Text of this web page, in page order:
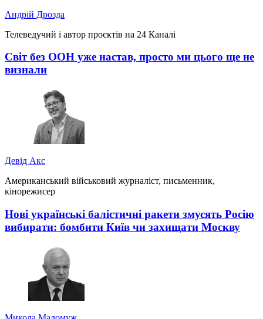
Андрій Дрозда
Телеведучий і автор проєктів на 24 Каналі
Світ без ООН уже настав, просто ми цього ще не
визнали
Девід Акс
Американський військовий журналіст, письменник,
кінорежисер
Нові українські балістичні ракети змусять Росію
вибирати: бомбити Київ чи захищати Москву